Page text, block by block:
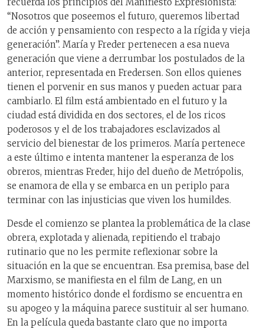
“Nosotros que poseemos el futuro, queremos libertad
de acción y pensamiento con respecto a la rígida y vieja
generación”. María y Freder pertenecen a esa nueva
generación que viene a derrumbar los postulados de la
anterior, representada en Fredersen. Son ellos quienes
tienen el porvenir en sus manos y pueden actuar para
cambiarlo. El film está ambientado en el futuro y la
ciudad está dividida en dos sectores, el de los ricos
poderosos y el de los trabajadores esclavizados al
servicio del bienestar de los primeros. María pertenece
a este último e intenta mantener la esperanza de los
obreros, mientras Freder, hijo del dueño de Metrópolis,
se enamora de ella y se embarca en un periplo para
terminar con las injusticias que viven los humildes.
Desde el comienzo se plantea la problemática de la clase
obrera, explotada y alienada, repitiendo el trabajo
rutinario que no les permite reflexionar sobre la
situación en la que se encuentran. Esa premisa, base del
Marxismo, se manifiesta en el film de Lang, en un
momento histórico donde el fordismo se encuentra en
su apogeo y la máquina parece sustituir al ser humano.
En la película queda bastante claro que no importa